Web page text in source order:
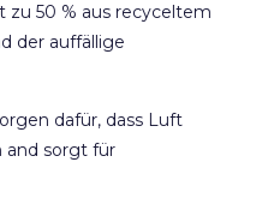
zu 50 % aus recyceltem
der auffällige
dafür, dass Luft
and sorgt für